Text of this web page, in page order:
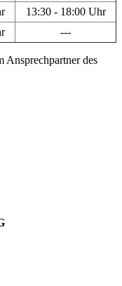
13:30 - 18:00 Uhr
---
Ansprechpartner des